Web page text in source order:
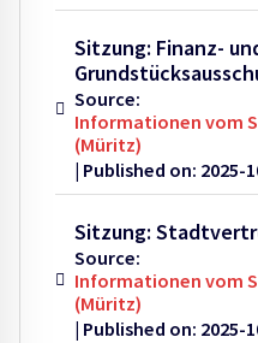
Sitzung: Finanz-
Source:
Informationen vom
(Müritz)
Published on: 2025-
Sitzung:
Source:
Informationen vom
(Müritz)
Published on: 2025-